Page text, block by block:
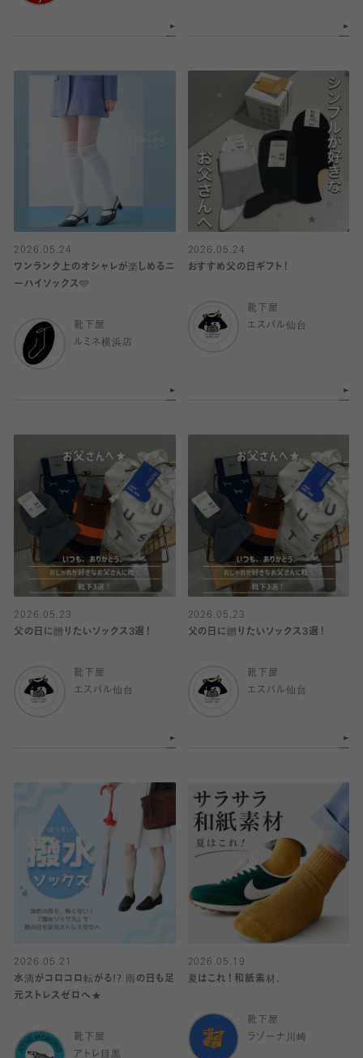
2026.05.24
ワンランク上のオシャレが楽しめるニ
ーハイソックス🩵
靴下屋
ルミネ横浜店
2026.05.24
おすすめ父の日ギフト！
靴下屋
エスパル仙台
2026.05.23
父の日に贈りたいソックス3選！
靴下屋
エスパル仙台
2026.05.23
父の日に贈りたいソックス3選！
靴下屋
エスパル仙台
2026.05.21
水滴がコロコロ転がる!? 雨の日も足
元ストレスゼロへ★
靴下屋
アトレ目黒
2026.05.19
夏はこれ！和紙素材.
靴下屋
ラゾーナ川崎